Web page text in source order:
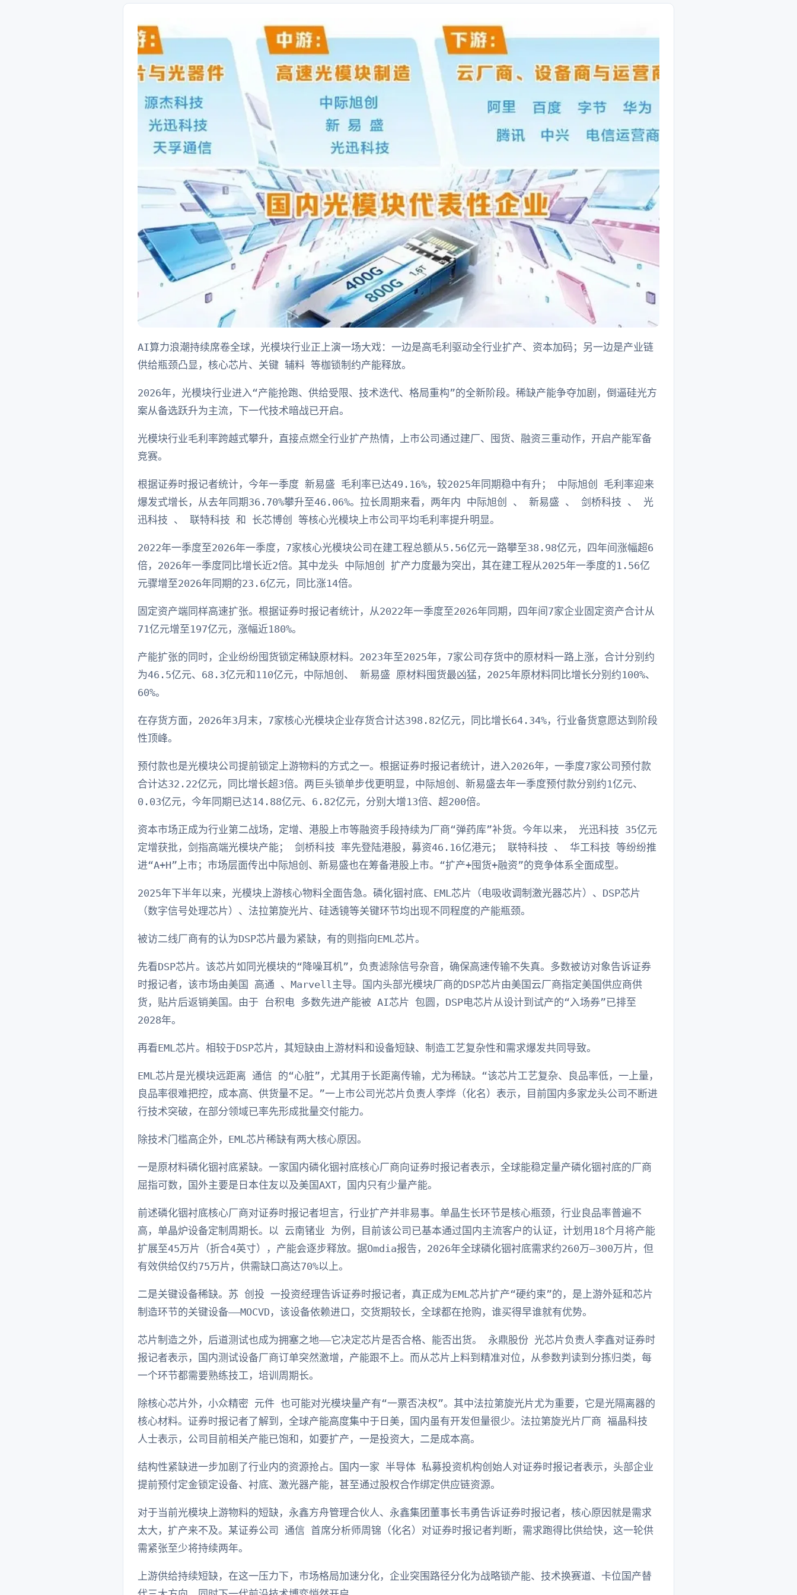
AI算力浪潮持续席卷全球，光模块行业正上演一场大戏：一边是高毛利驱动全行业扩产、资本加码；另一边是产业链
供给瓶颈凸显，核心芯片、关键 辅料 等枷锁制约产能释放。
2026年，光模块行业进入“产能抢跑、供给受限、技术迭代、格局重构”的全新阶段。稀缺产能争夺加剧，倒逼硅光方
案从备选跃升为主流，下一代技术暗战已开启。
光模块行业毛利率跨越式攀升，直接点燃全行业扩产热情，上市公司通过建厂、囤货、融资三重动作，开启产能军备
竞赛。
根据证券时报记者统计，今年一季度 新易盛 毛利率已达49.16%，较2025年同期稳中有升； 中际旭创 毛利率迎来
爆发式增长，从去年同期36.70%攀升至46.06%。拉长周期来看，两年内 中际旭创 、 新易盛 、 剑桥科技 、 光
迅科技 、 联特科技 和 长芯博创 等核心光模块上市公司平均毛利率提升明显。
2022年一季度至2026年一季度，7家核心光模块公司在建工程总额从5.56亿元一路攀至38.98亿元，四年间涨幅超6
倍，2026年一季度同比增长近2倍。其中龙头 中际旭创 扩产力度最为突出，其在建工程从2025年一季度的1.56亿
元骤增至2026年同期的23.6亿元，同比涨14倍。
固定资产端同样高速扩张。根据证券时报记者统计，从2022年一季度至2026年同期，四年间7家企业固定资产合计从
71亿元增至197亿元，涨幅近180%。
产能扩张的同时，企业纷纷囤货锁定稀缺原材料。2023年至2025年，7家公司存货中的原材料一路上涨，合计分别约
为46.5亿元、68.3亿元和110亿元，中际旭创、 新易盛 原材料囤货最凶猛，2025年原材料同比增长分别约100%、
60%。
在存货方面，2026年3月末，7家核心光模块企业存货合计达398.82亿元，同比增长64.34%，行业备货意愿达到阶段
性顶峰。
预付款也是光模块公司提前锁定上游物料的方式之一。根据证券时报记者统计，进入2026年，一季度7家公司预付款
合计达32.22亿元，同比增长超3倍。两巨头锁单步伐更明显，中际旭创、新易盛去年一季度预付款分别约1亿元、
0.03亿元，今年同期已达14.88亿元、6.82亿元，分别大增13倍、超200倍。
资本市场正成为行业第二战场，定增、港股上市等融资手段持续为厂商“弹药库”补货。今年以来， 光迅科技 35亿元
定增获批，剑指高端光模块产能； 剑桥科技 率先登陆港股，募资46.16亿港元； 联特科技 、 华工科技 等纷纷推
进“A+H”上市；市场层面传出中际旭创、新易盛也在筹备港股上市。“扩产+囤货+融资”的竞争体系全面成型。
2025年下半年以来，光模块上游核心物料全面告急。磷化铟衬底、EML芯片（电吸收调制激光器芯片）、DSP芯片
（数字信号处理芯片）、法拉第旋光片、硅透镜等关键环节均出现不同程度的产能瓶颈。
被访二线厂商有的认为DSP芯片最为紧缺，有的则指向EML芯片。
先看DSP芯片。该芯片如同光模块的“降噪耳机”，负责滤除信号杂音，确保高速传输不失真。多数被访对象告诉证券
时报记者，该市场由美国 高通 、Marvell主导。国内头部光模块厂商的DSP芯片由美国云厂商指定美国供应商供
货，贴片后返销美国。由于 台积电 多数先进产能被 AI芯片 包圆，DSP电芯片从设计到试产的“入场券”已排至
2028年。
再看EML芯片。相较于DSP芯片，其短缺由上游材料和设备短缺、制造工艺复杂性和需求爆发共同导致。
EML芯片是光模块远距离 通信 的“心脏”，尤其用于长距离传输，尤为稀缺。“该芯片工艺复杂、良品率低，一上量，
良品率很难把控，成本高、供货量不足。”一上市公司光芯片负责人李烨（化名）表示，目前国内多家龙头公司不断进
行技术突破，在部分领域已率先形成批量交付能力。
除技术门槛高企外，EML芯片稀缺有两大核心原因。
一是原材料磷化铟衬底紧缺。一家国内磷化铟衬底核心厂商向证券时报记者表示，全球能稳定量产磷化铟衬底的厂商
屈指可数，国外主要是日本住友以及美国AXT，国内只有少量产能。
前述磷化铟衬底核心厂商对证券时报记者坦言，行业扩产并非易事。单晶生长环节是核心瓶颈，行业良品率普遍不
高，单晶炉设备定制周期长。以 云南锗业 为例，目前该公司已基本通过国内主流客户的认证，计划用18个月将产能
扩展至45万片（折合4英寸），产能会逐步释放。据Omdia报告，2026年全球磷化铟衬底需求约260万—300万片，但
有效供给仅约75万片，供需缺口高达70%以上。
二是关键设备稀缺。苏 创投 一投资经理告诉证券时报记者，真正成为EML芯片扩产“硬约束”的，是上游外延和芯片
制造环节的关键设备——MOCVD，该设备依赖进口，交货期较长，全球都在抢购，谁买得早谁就有优势。
芯片制造之外，后道测试也成为拥塞之地——它决定芯片是否合格、能否出货。 永鼎股份 光芯片负责人李鑫对证券时
报记者表示，国内测试设备厂商订单突然激增，产能跟不上。而从芯片上料到精准对位，从参数判读到分拣归类，每
一个环节都需要熟练技工，培训周期长。
除核心芯片外，小众精密 元件 也可能对光模块量产有“一票否决权”。其中法拉第旋光片尤为重要，它是光隔离器的
核心材料。证券时报记者了解到，全球产能高度集中于日美，国内虽有开发但量很少。法拉第旋光片厂商 福晶科技
人士表示，公司目前相关产能已饱和，如要扩产，一是投资大，二是成本高。
结构性紧缺进一步加剧了行业内的资源抢占。国内一家 半导体 私募投资机构创始人对证券时报记者表示，头部企业
提前预付定金锁定设备、衬底、激光器产能，甚至通过股权合作绑定供应链资源。
对于当前光模块上游物料的短缺，永鑫方舟管理合伙人、永鑫集团董事长韦勇告诉证券时报记者，核心原因就是需求
太大，扩产来不及。某证券公司 通信 首席分析师周锦（化名）对证券时报记者判断，需求跑得比供给快，这一轮供
需紧张至少将持续两年。
上游供给持续短缺，在这一压力下，市场格局加速分化，企业突围路径分化为战略锁产能、技术换赛道、卡位国产替